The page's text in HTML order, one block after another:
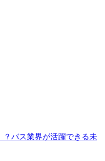
バス業界が活躍できる未